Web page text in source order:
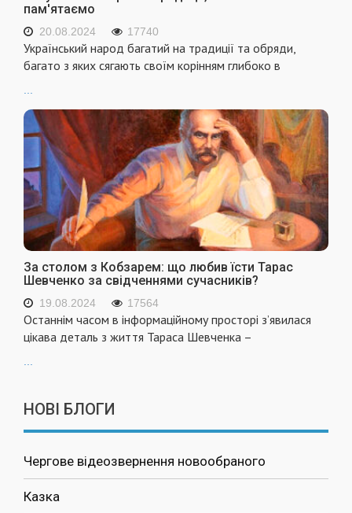
пам'ятаємо
20.08.2024 17740
Український народ багатий на традиції та обряди,
багато з яких сягають своїм корінням глибоко в
За столом з Кобзарем: що любив їсти Тарас
Шевченко за свідченнями сучасників?
19.08.2024 17564
Останнім часом в інформаційному просторі з’явилася
цікава деталь з життя Тараса Шевченка –
НОВІ БЛОГИ
Чергове відеозвернення новообраного
Казка